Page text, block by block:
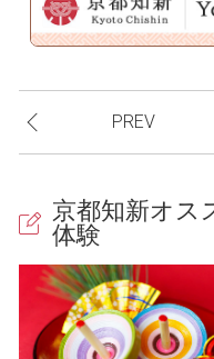
PREV
京都知新オス
体験